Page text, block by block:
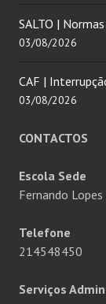
SALTO |
03/08/2026
CAF |
03/08/2026
CONTACTOS
Escola Sede
Fernando Lopes
Telefone
214548450
Serviços